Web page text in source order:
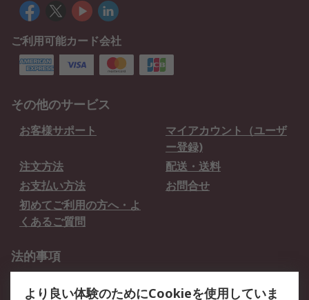
ご利用可能カード会社
その他のサービス
お客様サポート
マイアカウント（ユーザ
ー登録)
注文方法
配送・送料
お支払い方法
お問合せ
初めてご利用の方へ・よ
くあるご質問
法的事項
より良い体験のためにCookieを使用していま